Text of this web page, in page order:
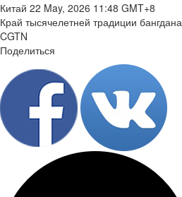
Китай 22 May, 2026 11:48 GMT+8
Край тысячелетней традиции
CGTN
Поделиться